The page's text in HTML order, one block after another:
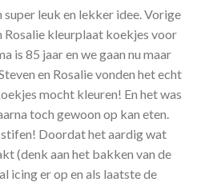
super leuk en lekker idee. Vorige
Rosalie kleurplaat koekjes voor
is 85 jaar en we gaan nu maar
en Rosalie vonden het echt
mocht kleuren! En het was
toch gewoon op kan eten.
stifen! Doordat het aardig wat
(denk aan het bakken van de
icing er op en als laatste de